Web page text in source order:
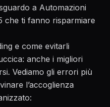
a Automazioni
che ti fanno risparmiare
e come evitarli
anche i migliori
Vediamo gli errori più
l’accoglienza